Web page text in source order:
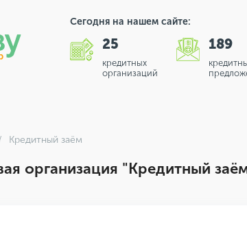
Сегодня на нашем сайте:
25
кредитных
организаций
189
Кредитный заём
организация "Кредитный